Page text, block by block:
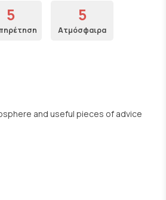
5 5
Ατμόσφαιρα
and useful pieces of advice